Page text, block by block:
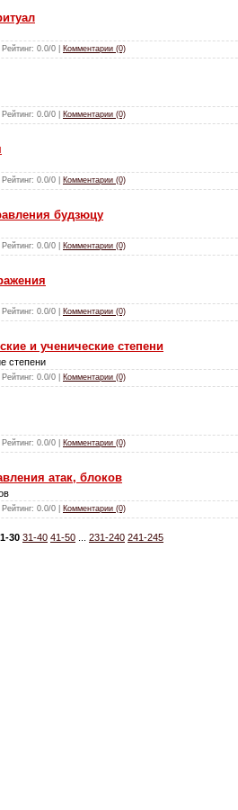
| Рейтинг: 0.0/0 | Комментарии (0)
| Рейтинг: 0.0/0 | Комментарии (0)
| Рейтинг: 0.0/0 | Комментарии (0)
будзюцу
| Рейтинг: 0.0/0 | Комментарии (0)
| Рейтинг: 0.0/0 | Комментарии (0)
и ученические степени
степени
| Рейтинг: 0.0/0 | Комментарии (0)
| Рейтинг: 0.0/0 | Комментарии (0)
атак, блоков
| Рейтинг: 0.0/0 | Комментарии (0)
30 31-40 41-50 231-240 241-245